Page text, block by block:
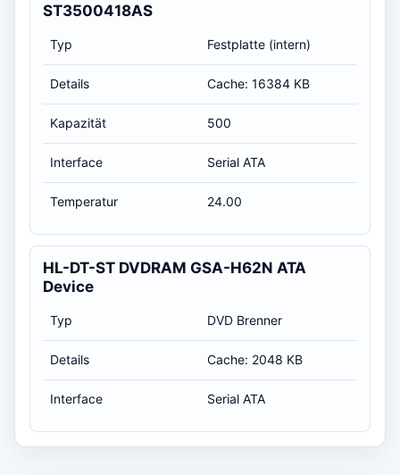
ST3500418AS
Typ Festplatte (intern)
Details Cache: 16384 KB
Kapazität 500
Interface Serial ATA
Temperatur 24.00
HL-DT-ST DVDRAM GSA-H62N ATA
Device
Typ DVD Brenner
Details Cache: 2048 KB
Interface Serial ATA